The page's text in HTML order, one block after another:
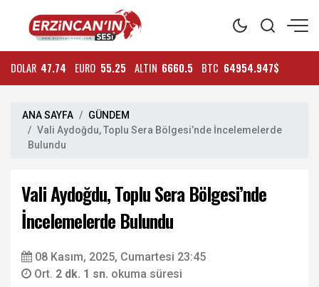
DOLAR 47.74 EURO 55.25 ALTIN 6660.5 BTC 64954.947$
ANA SAYFA
GÜNDEM
Vali Aydoğdu, Toplu Sera Bölgesi’nde İncelemelerde
Bulundu
Vali Aydoğdu, Toplu Sera Bölgesi’nde
İncelemelerde Bulundu
08 Kasım, 2025, Cumartesi 23:45
Ort. 2 dk. 1 sn. okuma süresi